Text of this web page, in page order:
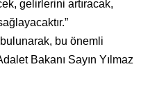
gelirlerini artıracak,
bu önemli
Bakanı Sayın Yılmaz